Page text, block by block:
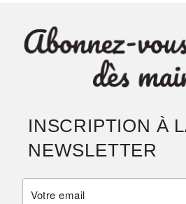
INSCRIPTION À
NEWSLETTER